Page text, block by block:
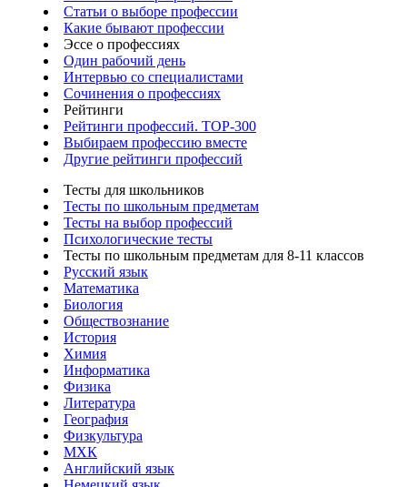
Статьи о выборе профессии
Какие бывают профессии
Эссе о профессиях
Один рабочий день
Интервью со специалистами
Сочинения о профессиях
Рейтинги
Рейтинги профессий. TOP-300
Выбираем профессию вместе
Другие рейтинги профессий
Тесты для школьников
Тесты по школьным предметам
Тесты на выбор профессий
Психологические тесты
Тесты по школьным предметам для 8-11 классов
Русский язык
Математика
Биология
Обществознание
История
Химия
Информатика
Физика
Литература
География
Физкультура
МХК
Английский язык